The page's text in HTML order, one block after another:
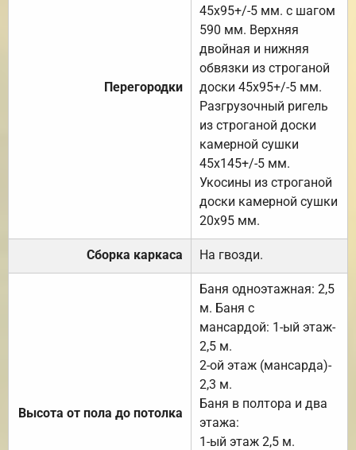
Перегородки
45х95+/-5 мм. с шагом
590 мм. Верхняя
двойная и нижняя
обвязки из строганой
доски 45х95+/-5 мм.
Разгрузочный ригель
из строганой доски
камерной сушки
45х145+/-5 мм.
Укосины из строганой
доски камерной сушки
20х95 мм.
Сборка каркаса На гвозди.
Высота от пола до потолка
Баня одноэтажная: 2,5
м. Баня с
мансардой: 1-ый этаж-
2,5 м.
2-ой этаж (мансарда)-
2,3 м.
Баня в полтора и два
этажа:
1-ый этаж 2,5 м.